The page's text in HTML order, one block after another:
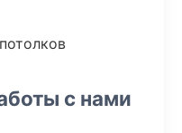
с нами